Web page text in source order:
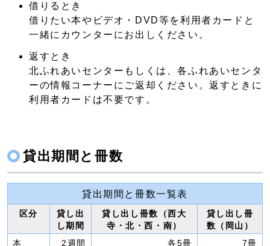
借りるとき
借りたい本やビデオ・DVD等を利用者カードと
一緒にカウンターにお出しください。
返すとき
北ふれあいセンターもしくは、各ふれあいセンタ
ーの情報コーナーにご返却ください。返すときに
利用者カードは不要です。
貸出期間と冊数
貸出期間と冊数一覧表
区分
貸し出
し期間
貸し出し冊数（西大
寺・北・西・南）
貸し出し冊
数（岡山）
本
2週間 各5冊
7冊